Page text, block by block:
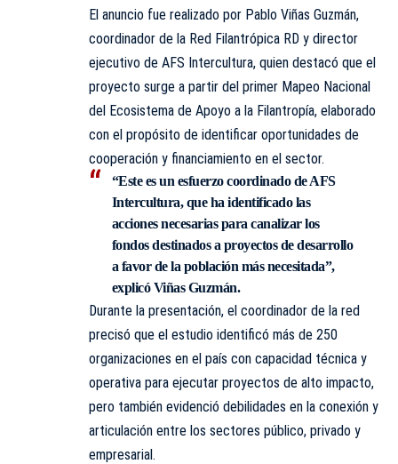
El anuncio fue realizado por Pablo Viñas Guzmán,
coordinador de la Red Filantrópica RD y director
ejecutivo de AFS Intercultura, quien destacó que el
proyecto surge a partir del primer Mapeo Nacional
del Ecosistema de Apoyo a la Filantropía, elaborado
con el propósito de identificar oportunidades de
cooperación y financiamiento en el sector.
“Este es un esfuerzo coordinado de AFS
Intercultura, que ha identificado las
acciones necesarias para canalizar los
fondos destinados a proyectos de desarrollo
a favor de la población más necesitada”,
explicó Viñas Guzmán.
Durante la presentación, el coordinador de la red
precisó que el estudio identificó más de 250
organizaciones en el país con capacidad técnica y
operativa para ejecutar proyectos de alto impacto,
pero también evidenció debilidades en la conexión y
articulación entre los sectores público, privado y
empresarial.